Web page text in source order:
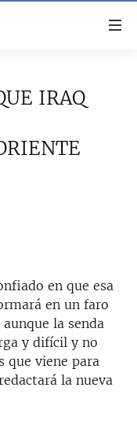
IRAQ
en que esa
en un faro
la senda
y difícil y no
que viene para
la nueva